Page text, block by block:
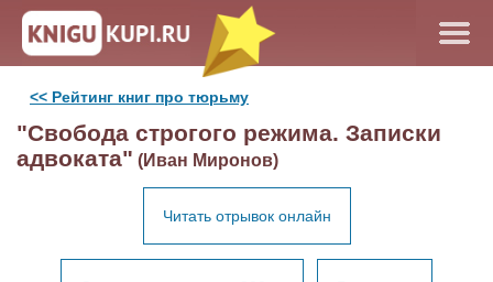
<< Рейтинг книг про тюрьму
"Свобода строгого режима. Записки
адвоката" (Иван Миронов)
Читать отрывок онлайн